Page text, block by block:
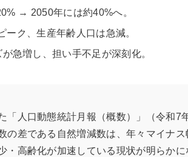
→ 2050年には約40%へ。
ーク、生産年齢人口は急減。
急増し、担い手不足が深刻化。
「人口動態統計月報（概数）」（令和7
の差である自然増減数は、年々マイナス
・高齢化が加速している現状が明らかに